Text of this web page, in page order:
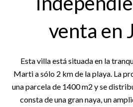
venta en
Esta villa está situada en la
Marti a sólo 2 km de la playa. La
una parcela de 1400 m2 y se
consta de una gran naya, un